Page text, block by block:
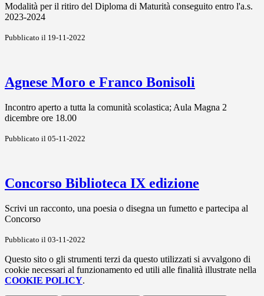
Modalità per il ritiro del Diploma di Maturità conseguito entro l'a.s.
2023-2024
Pubblicato il 19-11-2022
Agnese Moro e Franco Bonisoli
Incontro aperto a tutta la comunità scolastica; Aula Magna 2
dicembre ore 18.00
Pubblicato il 05-11-2022
Concorso Biblioteca IX edizione
Scrivi un racconto, una poesia o disegna un fumetto e partecipa al
Concorso
Pubblicato il 03-11-2022
Questo sito o gli strumenti terzi da questo utilizzati si avvalgono di
cookie necessari al funzionamento ed utili alle finalità illustrate nella
COOKIE POLICY.